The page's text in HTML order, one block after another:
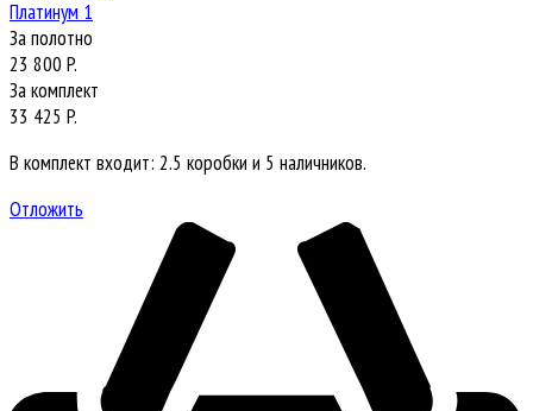
Платинум 1
За полотно
23 800 P.
За комплект
33 425 P.
В комплект входит: 2.5 коробки и 5 наличников.
Отложить